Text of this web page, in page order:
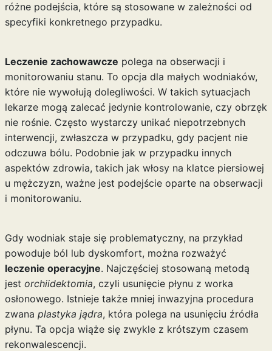
różne podejścia, które są stosowane w zależności od
specyfiki konkretnego przypadku.
Leczenie zachowawcze polega na obserwacji i
monitorowaniu stanu. To opcja dla małych wodniaków,
które nie wywołują dolegliwości. W takich sytuacjach
lekarze mogą zalecać jedynie kontrolowanie, czy obrzęk
nie rośnie. Często wystarczy unikać niepotrzebnych
interwencji, zwłaszcza w przypadku, gdy pacjent nie
odczuwa bólu. Podobnie jak w przypadku innych
aspektów zdrowia, takich jak włosy na klatce piersiowej
u mężczyzn, ważne jest podejście oparte na obserwacji
i monitorowaniu.
Gdy wodniak staje się problematyczny, na przykład
powoduje ból lub dyskomfort, można rozważyć
leczenie operacyjne. Najczęściej stosowaną metodą
jest orchiidektomia, czyli usunięcie płynu z worka
osłonowego. Istnieje także mniej inwazyjna procedura
zwana plastyka jądra, która polega na usunięciu źródła
płynu. Ta opcja wiąże się zwykle z krótszym czasem
rekonwalescencji.